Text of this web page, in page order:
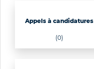
Appels à candidatures
(0)